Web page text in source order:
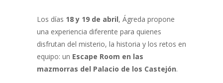
Los días 18 y 19 de abril, Ágreda propone
una experiencia diferente para quienes
disfrutan del misterio, la historia y los retos en
equipo: un Escape Room en las
mazmorras del Palacio de los Castejón.